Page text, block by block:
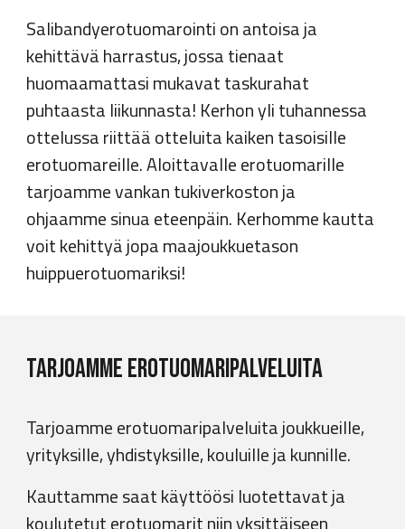
Salibandyerotuomarointi on antoisa ja
kehittävä harrastus, jossa tienaat
huomaamattasi mukavat taskurahat
puhtaasta liikunnasta! Kerhon yli tuhannessa
ottelussa riittää otteluita kaiken tasoisille
erotuomareille.Aloittavalle erotuomarille
tarjoamme vankan tukiverkoston ja
ohjaamme sinua eteenpäin. Kerhomme kautta
voit kehittyä jopa maajoukkuetason
huippuerotuomariksi!
Tarjoamme erotuomaripalveluita
Tarjoamme erotuomaripalveluita joukkueille,
yrityksille,yhdistyksille, kouluille ja kunnille.
Kauttamme saat käyttöösi luotettavat ja
koulutetut erotuomarit niin yksittäiseen